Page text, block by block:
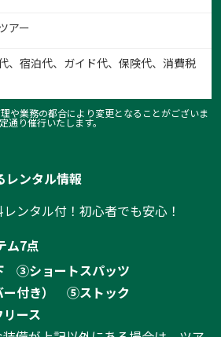
アー
、宿泊代、ガイド代、保険代、消費税
や業務の都合により変更となることがございま
通り催行いたします。
レンタル情報
ンタル付！初心者でも安心！
ム7点
③ショートスパッツ
付き）
⑤ストック
ース
県観光協会）
1 /4